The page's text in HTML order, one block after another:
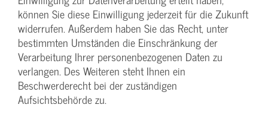
können Sie diese Einwilligung jederzeit für die Zukunft
widerrufen. Außerdem haben Sie das Recht, unter
bestimmten Umständen die Einschränkung der
Verarbeitung Ihrer personenbezogenen Daten zu
verlangen. Des Weiteren steht Ihnen ein
Beschwerderecht bei der zuständigen
Aufsichtsbehörde zu.